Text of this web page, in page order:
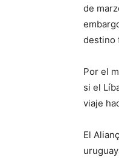
de
destino
Por el
si el
viaje
El